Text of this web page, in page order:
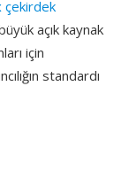
çekirdek
açık kaynak
için
standardı